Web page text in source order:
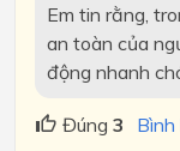
Em tin rằng,
an toàn của
động nhanh
Đúng 3 Bình